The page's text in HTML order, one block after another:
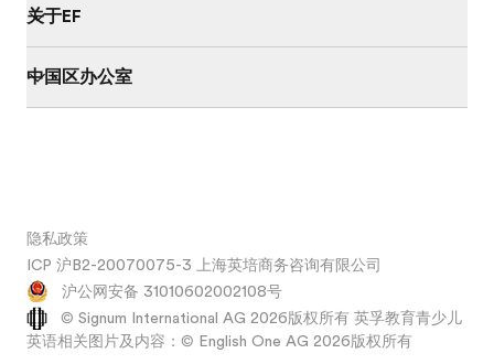
关于EF
中国区办公室
隐私政策
ICP 沪B2-20070075-3 上海英培商务咨询有限公司
沪公网安备 31010602002108号
© Signum International AG 2026版权所有 英孚教育青少儿
英语相关图片及内容：© English One AG 2026版权所有